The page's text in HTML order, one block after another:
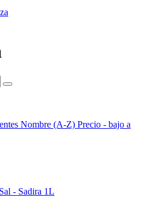
Nombre (A-Z) Precio - bajo a